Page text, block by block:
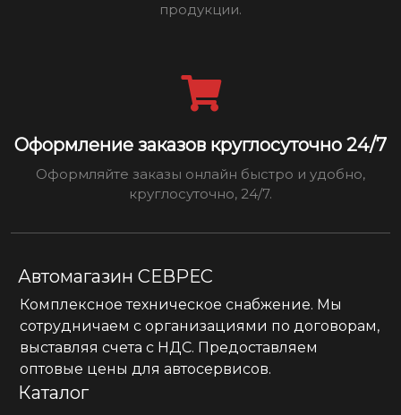
продукции.
Оформление заказов круглосуточно 24/7
Оформляйте заказы онлайн быстро и удобно,
круглосуточно, 24/7.
Автомагазин СЕВРЕС
Комплексное техническое снабжение. Мы
сотрудничаем с организациями по договорам,
выставляя счета с НДС. Предоставляем
оптовые цены для автосервисов.
Каталог